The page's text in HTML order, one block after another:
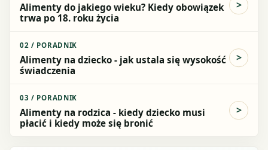
Alimenty do jakiego wieku? Kiedy obowiązek
trwa po 18. roku życia
02 / PORADNIK
Alimenty na dziecko - jak ustala się wysokość
świadczenia
03 / PORADNIK
Alimenty na rodzica - kiedy dziecko musi
płacić i kiedy może się bronić